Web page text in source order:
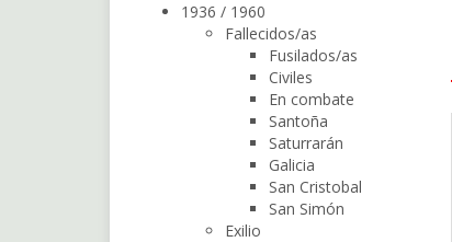
1936 / 1960
Fallecidos/as
Fusilados/as
Civiles
En combate
Santoña
Saturrarán
Galicia
San Cristobal
San Simón
Exilio